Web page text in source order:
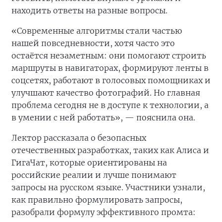
находить ответы на разные вопросы.
«Современные алгоритмы стали частью
нашей повседневности, хотя часто это
остаётся незаметным: они помогают строить
маршруты в навигаторах, формируют ленты в
соцсетях, работают в голосовых помощниках и
улучшают качество фотографий. Но главная
проблема сегодня не в доступе к технологии, а
в умении с ней работать», — пояснила она.
Лектор рассказала о безопасных
отечественных разработках, таких как Алиса и
ГигаЧат, которые ориентированы на
российские реалии и лучше понимают
запросы на русском языке. Участники узнали,
как правильно формулировать запросы,
разобрали формулу эффективного промта: